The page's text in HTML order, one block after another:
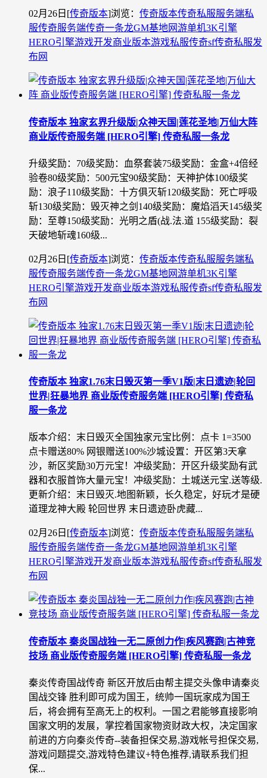
02月26日 [传奇版本]浏览： 传奇版本传奇私服服务端私
服传奇服务端传奇一条龙GM基地网游单机3K引擎
HERO引擎游戏开发商业版本游戏私服传奇sf传奇私服发
布网
传奇版本 独家玄界升级版|众神天国|莲花圣地|万仙大阵
商业版传奇服务端 [HERO引擎] 传奇私服一条龙
升级奖励：70级奖励：血祭套装75级奖励：金盒+4倍经
验卷80级奖励：500元宝90级奖励：天神护体100级奖
励：浪子110级奖励：十方俱灭斩120级奖励：死亡呼吸
斩130级奖励：毁灭神之剑140级奖励：魔焰滔天145级奖
励：至尊150级奖励：光明之盾(战.法.道 155级奖励：裂
天破地斩魂160级...
02月26日 [传奇版本]浏览： 传奇版本传奇私服服务端私
服传奇服务端传奇一条龙GM基地网游单机3K引擎
HERO引擎游戏开发商业版本游戏私服传奇sf传奇私服发
布网
传奇版本 独家1.76末日毁灭第一季V1版|末日遗迹|轮回
世界|狂暴地界 商业版传奇服务端 [HERO引擎] 传奇私
服一条龙
版本介绍：末日毁灭全国独家元宝比例：点卡 1=3500
点卡赠送80% 网银赠送100%沙城设置：开区第3天拿
沙，新区奖励30万元宝！冲级奖励：开区升级奖励有武
器和衣服首饰大量元宝！冲级奖励：土城送元宝.送等级.
更新介绍：末日毁灭.地图新颖，长久稳定，好玩才是硬
道理龙神大殿 轮回世界 末日遗迹卧虎藏...
02月26日 [传奇版本]浏览： 传奇版本传奇私服服务端私
服传奇服务端传奇一条龙GM基地网游单机3K引擎
HERO引擎游戏开发商业版本游戏私服传奇sf传奇私服发
布网
传奇版本 秦炎国战独一无二原创力作|疾风赛跑|古神竞
技场 商业版传奇服务端 [HERO引擎] 传奇私服一条龙
秦炎传奇国战传奇 新区开放后由帮主提交头像申请秦炎
国战交锋 胜利即可成为国王，统帅一国玩家成为国王
后，将会拥有至高无上的权利。一国之君能够直接影响
国家文明的发展，掌控着国家物资财政大权，决定国家
前进的方向秦炎传奇--装备担保交易,游戏帐号担保交易,
游戏问题提交,游戏特色建议+特色推荐,请联系我们担
保...